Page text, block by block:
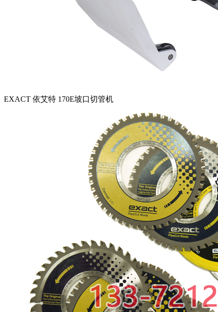
EXACT 依艾特 170E坡口切管机